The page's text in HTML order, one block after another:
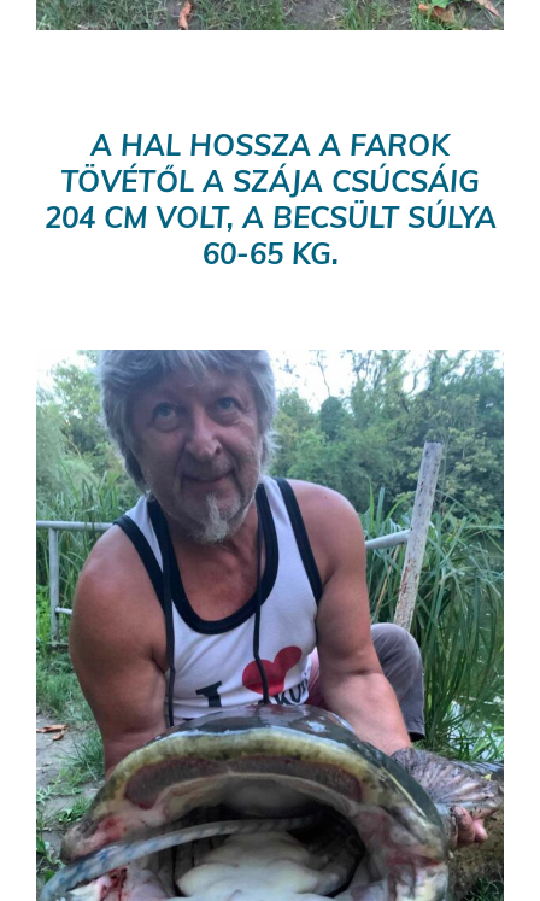
A HAL HOSSZA A FAROK
TÖVÉTŐL A SZÁJA CSÚCSÁIG
204 CM VOLT, A BECSÜLT SÚLYA
60-65 KG.